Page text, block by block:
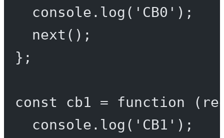
console. log ( 'CB0' );
next ();
};
const cb1 = function (
console. log ( 'CB1' );